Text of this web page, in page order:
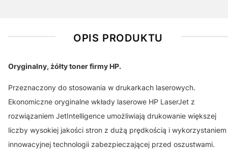
OPIS PRODUKTU
Oryginalny, żółty toner firmy HP.
Przeznaczony do stosowania w drukarkach laserowych.
Ekonomiczne oryginalne wkłady laserowe HP LaserJet z
rozwiązaniem JetIntelligence umożliwiają drukowanie większej
liczby wysokiej jakości stron z dużą prędkością i wykorzystaniem
innowacyjnej technologii zabezpieczającej przed oszustwami.